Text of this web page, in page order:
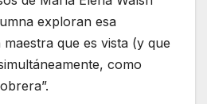
exploran esa
que es vista (y que
como